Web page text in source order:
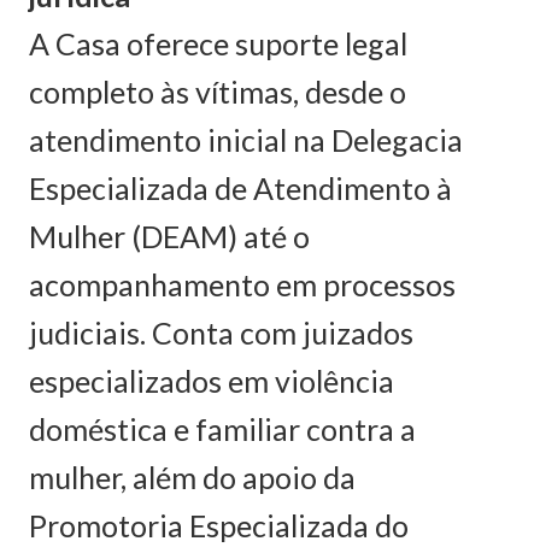
A Casa oferece suporte legal
completo às vítimas, desde o
atendimento inicial na Delegacia
Especializada de Atendimento à
Mulher (DEAM) até o
acompanhamento em processos
judiciais. Conta com juizados
especializados em violência
doméstica e familiar contra a
mulher, além do apoio da
Promotoria Especializada do